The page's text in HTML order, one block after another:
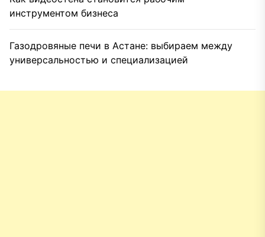
инструментом бизнеса
Газодровяные печи в Астане: выбираем между
универсальностью и специализацией